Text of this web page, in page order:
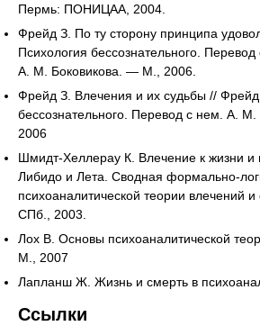
Пермь: ПОНИЦАА, 2004.
Фрейд З. По ту сторону принципа
Психология бессознательного. Перевод
А. М. Боковикова. — М., 2006.
Фрейд З. Влечения и их судьбы // Фрейд
бессознательного. Перевод с нем. А.
2006
Шмидт-Хеллерау К. Влечение к жизни и
Либидо и Лета. Сводная формально-
психоаналитической теории влечений
СПб., 2003.
Лох В. Основы психоаналитической
М., 2007
Лапланш Ж. Жизнь и смерть в
Ссылки